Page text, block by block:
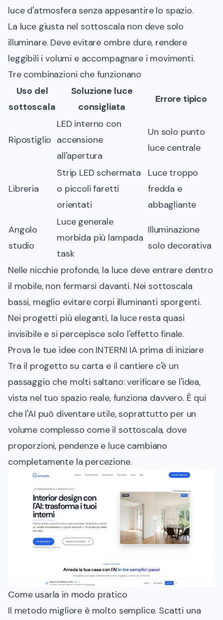
luce d'atmosfera senza appesantire lo spazio.
La luce giusta nel sottoscala non deve solo
illuminare. Deve evitare ombre dure, rendere
leggibili i volumi e accompagnare i movimenti.
Tre combinazioni che funzionano
Uso del
sottoscala
Soluzione luce
consigliata
Errore tipico
Ripostiglio
LED interno con
accensione
all'apertura
Un solo punto
luce centrale
Libreria
Strip LED schermata
o piccoli faretti
orientati
Luce troppo
fredda e
abbagliante
Angolo
studio
Luce generale
morbida più lampada
task
Illuminazione
solo decorativa
Nelle nicchie profonde, la luce deve entrare dentro
il mobile, non fermarsi davanti. Nei sottoscala
bassi, meglio evitare corpi illuminanti sporgenti.
Nei progetti più eleganti, la luce resta quasi
invisibile e si percepisce solo l'effetto finale.
Prova le tue idee con INTERNI IA prima di iniziare
Tra il progetto su carta e il cantiere c'è un
passaggio che molti saltano: verificare se l'idea,
vista nel tuo spazio reale, funziona davvero. È qui
che l'AI può diventare utile, soprattutto per un
volume complesso come il sottoscala, dove
proporzioni, pendenze e luce cambiano
completamente la percezione.
Come usarla in modo pratico
Il metodo migliore è molto semplice. Scatti una